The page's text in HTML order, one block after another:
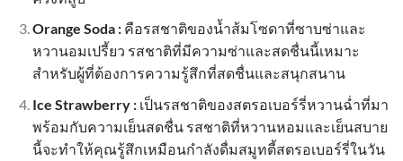
Orange Soda : คือรสชาติของน้ำส้มโซดาที่ซาบซ่าและ
หวานอมเปรี้ยว รสชาติที่มีความซ่าและสดชื่นนี้เหมาะ
สำหรับผู้ที่ต้องการความรู้สึกที่สดชื่นและสนุกสนาน
Ice Strawberry : เป็นรสชาติของสตรอเบอร์รี่หวานฉ่ำที่มา
พร้อมกับความเย็นสดชื่น รสชาติที่หวานหอมและเย็นสบาย
นี้จะทำให้คุณรู้สึกเหมือนกำลังดื่มสมูทตี้สตรอเบอร์รี่ในวัน